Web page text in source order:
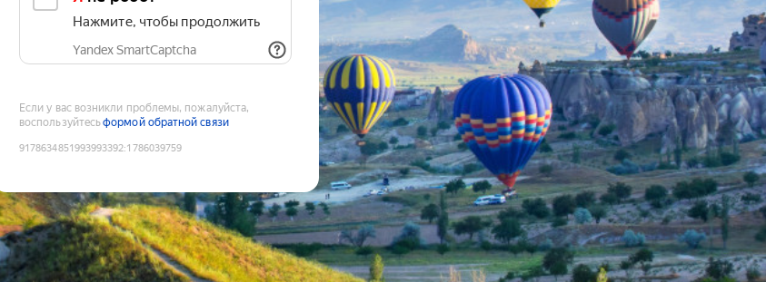
Нажмите, чтобы продолжить
Yandex SmartCaptcha
Если у вас возникли проблемы, пожалуйста,
воспользуйтесьформой обратной связи
9178634851993993392:1786039759